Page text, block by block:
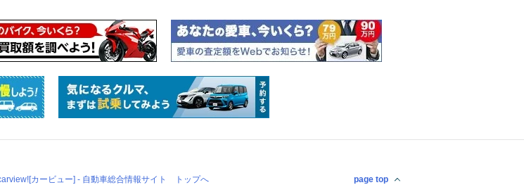
カービュー] - 自動車総合情報サイト トップへ page top